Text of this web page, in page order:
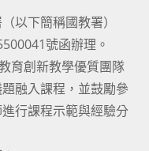
以下簡稱國教署）
號函辦理。
育創新教學優質團隊
融入課程，並鼓勵參
行課程示範與經驗分